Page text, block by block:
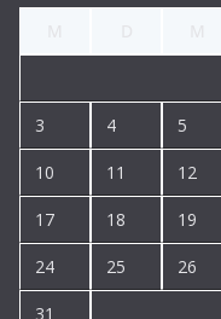
3 4 5
10 11 12
17 18 19
24 25 26
31